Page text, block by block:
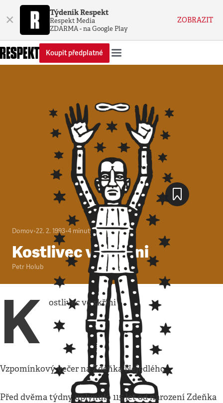
× Týdeník Respekt
Respekt Media
ZDARMA - na Google Play
ZOBRAZIT
Koupit předplatné
Domov•22. 2. 1993•4 minuty
Kostlivec ve skříni
Petr Holub
K ostlivec ve skříni
Vzpomínkový večer na Zdeňka Nejedlého
Před dvěma týdny uplynulo 115 let od narození Zdeňka